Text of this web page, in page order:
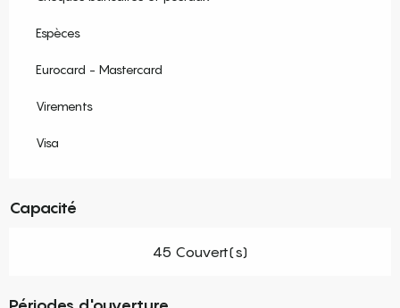
Espèces
Eurocard - Mastercard
Virements
Visa
Capacité
45 Couvert(s)